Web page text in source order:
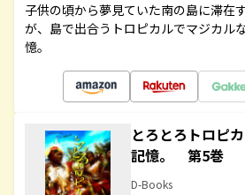
子供の頃から夢見ていた南の島に滞在
が、島で出合うトロピカルでマジカル
憶。
とろとろトロピ
記憶。 第5巻
D-Books